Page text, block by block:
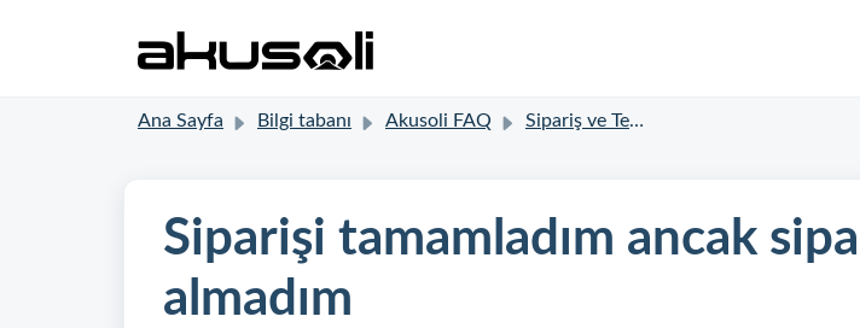
Ana Sayfa Bilgi tabanı Akusoli FAQ Sipariş ve Teslimat Durumu
Siparişi tamamladım ancak
almadım